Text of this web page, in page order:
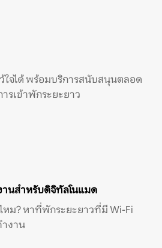
ใจได้ พร้อมบริการสนับสนุนตลอด
รเข้าพักระยะยาว
นสำหรับดิจิทัลโนแมด
หม? หาที่พักระยะยาวที่มี Wi-Fi
งาน